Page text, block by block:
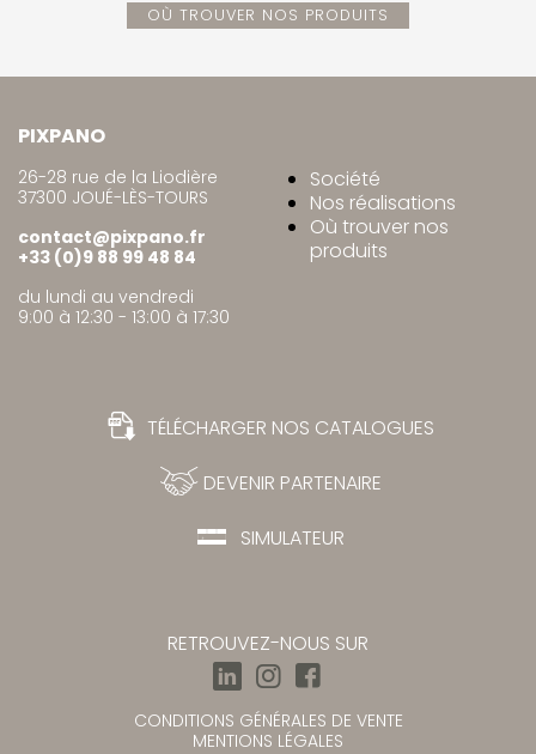
OÙ TROUVER NOS PRODUITS
PIXPANO
26-28 rue de la Liodière
37300 JOUÉ-LÈS-TOURS
contact@pixpano.fr
+33 (0)9 88 99 48 84
du lundi au vendredi
9:00 à 12:30 - 13:00 à 17:30
Société
Nos réalisations
Où trouver nos
produits
TÉLÉCHARGER NOS CATALOGUES
DEVENIR PARTENAIRE
SIMULATEUR
RETROUVEZ-NOUS SUR
CONDITIONS GÉNÉRALES DE VENTE
MENTIONS LÉGALES